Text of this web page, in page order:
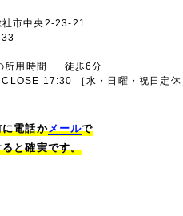
市中央2-23-21
所用時間･･･徒歩6分
17:30 ［水・日曜・祝日定休
電話かメールで
と確実です。